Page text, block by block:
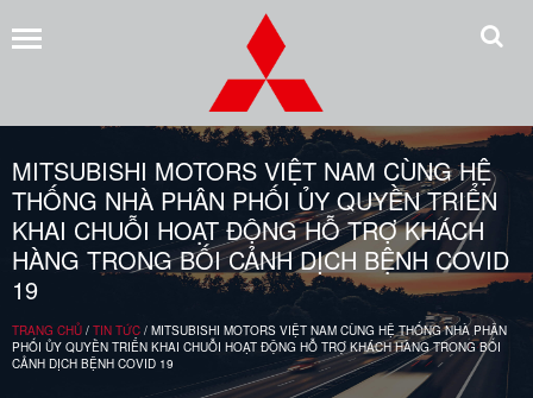
thiệu
Xe
Mitsubishi
Attrage
MITSUBISHI MOTORS VIỆT NAM CÙNG HỆ
THỐNG NHÀ PHÂN PHỐI ỦY QUYỀN TRIỂN
KHAI CHUỖI HOẠT ĐỘNG HỖ TRỢ KHÁCH
HÀNG TRONG BỐI CẢNH DỊCH BỆNH COVID
19
TRANG CHỦ / TIN TỨC / MITSUBISHI MOTORS VIỆT NAM CÙNG HỆ THỐNG NHÀ PHÂN
PHỐI ỦY QUYỀN TRIỂN KHAI CHUỖI HOẠT ĐỘNG HỖ TRỢ KHÁCH HÀNG TRONG BỐI
CẢNH DỊCH BỆNH COVID 19